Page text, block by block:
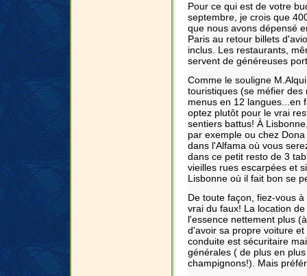
Pour ce qui est de votre
septembre, je crois que
que nous avons dépensé
Paris au retour billets
inclus. Les restaurants,
servent de généreuses
Comme le souligne
touristiques (se méfier
menus en 12 langues...en
optez plutôt pour le vrai
sentiers battus! À
par exemple ou chez
dans l'Alfama où vous
dans ce petit resto de 3
vieilles rues escarpées et
Lisbonne où il fait bon se
De toute façon, fiez-vous
vrai du faux! La location
l'essence nettement plus
d'avoir sa propre voiture
conduite est sécuritaire
générales ( de plus en
champignons!). Mais